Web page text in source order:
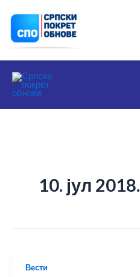
садржај
10. јул 2018.
Вести